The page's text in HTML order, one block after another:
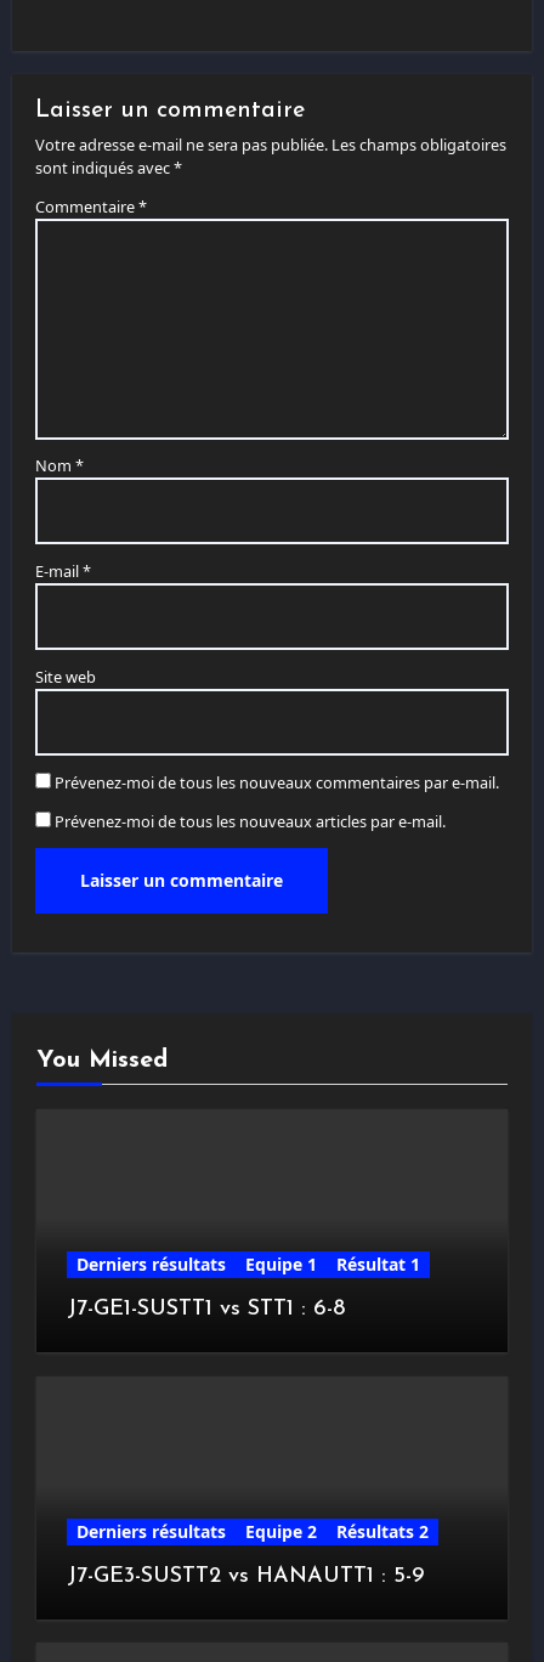
Laisser un commentaire
Votre adresse e-mail ne sera pas publiée. Les champs obligatoires
sont indiqués avec*
Commentaire*
Nom *
E-mail*
Site web
Prévenez-moi de tous les nouveaux commentaires par e-mail.
Prévenez-moi de tous les nouveaux articles par e-mail.
You Missed
Derniers résultats Equipe 1
Résultat 1
J7-GE1-SUSTT1 vs STT1 : 6-8
Derniers résultats Equipe 2
Résultats 2
J7-GE3-SUSTT2 vs HANAUTT1 : 5-9